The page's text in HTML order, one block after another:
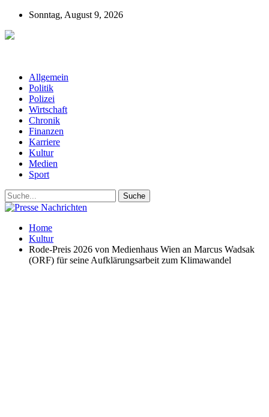
Sonntag, August 9, 2026
Allgemein
Politik
Polizei
Wirtschaft
Chronik
Finanzen
Karriere
Kultur
Medien
Sport
Home
Kultur
Rode-Preis 2026 von Medienhaus Wien an Marcus Wadsak
(ORF) für seine Aufklärungsarbeit zum Klimawandel